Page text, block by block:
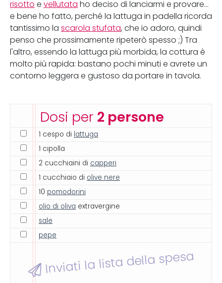
risotto e vellutata ho deciso di lanciarmi e provare...
e bene ho fatto, perché la lattuga in padella ricorda
tantissimo la scarola stufata, che io adoro, quindi
penso che prossimamente ripeterò spesso ;) Tra
l'altro, essendo la lattuga più morbida, la cottura è
molto più rapida: bastano pochi minuti e avrete un
contorno leggera e gustoso da portare in tavola.
Dosi per 2 persone
1 cespo di lattuga
1 cipolla
2 cucchiaini di capperi
1 cucchiaio di olive nere
10 pomodorini
olio di oliva extravergine
sale
pepe
Inviati la lista della spesa